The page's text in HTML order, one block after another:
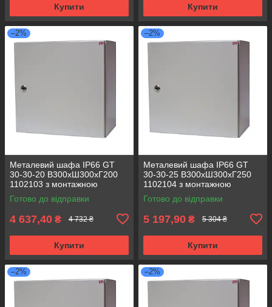
Купити Купити
–2%
Металевий шафа IP66 GT
30-30-20 В300хШ300хГ200
1102103 з монтажною
панеллю (розподільчий, 1
замок)
Готово до відправки
4 637,40 ₴ 4 732 ₴
Купити
–2%
Металевий шафа IP66 GT
30-30-25 В300хШ300хГ250
1102104 з монтажною
панеллю (розподільчий, 1
замок)
Готово до відправки
5 197,90 ₴ 5 304 ₴
Купити
–2% –2%